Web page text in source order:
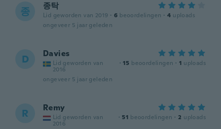
종 종탁
Lid geworden van 2019 · 6 beoordelingen · 4 uploads
ongeveer 5 jaar geleden
D Davies
Lid geworden van
2016
· 15 beoordelingen · 1 uploads
ongeveer 5 jaar geleden
R Remy
Lid geworden van
2016
· 51 beoordelingen · 2 uploads